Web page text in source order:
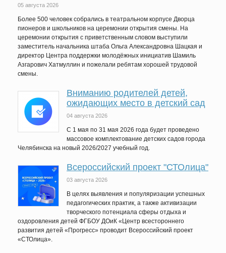
05 августа 2026
Более 500 человек собрались в театральном корпусе Дворца
пионеров и школьников на церемонии открытия смены. На
церемонии открытия с приветственным словом выступили
заместитель начальника штаба Ольга Александровна Шацкая и
директор Центра поддержки молодёжных инициатив Шамиль
Азгарович Хатмуллин и пожелали ребятам хорошей трудовой
смены.
Вниманию родителей детей,
ожидающих место в детский сад
04 августа 2026
C 1 мая по 31 мая 2026 года будет проведено
массовое комплектование детских садов города
Челябинска на новый 2026/2027 учебный год.
Всероссийский проект "СТОлица"
03 августа 2026
В целях выявления и популяризации успешных
педагогических практик, а также активизации
творческого потенциала сферы отдыха и
оздоровления детей ФГБОУ ДОиК «Центр всестороннего
развития детей «Прогресс» проводит Всероссийский проект
«СТОлица».